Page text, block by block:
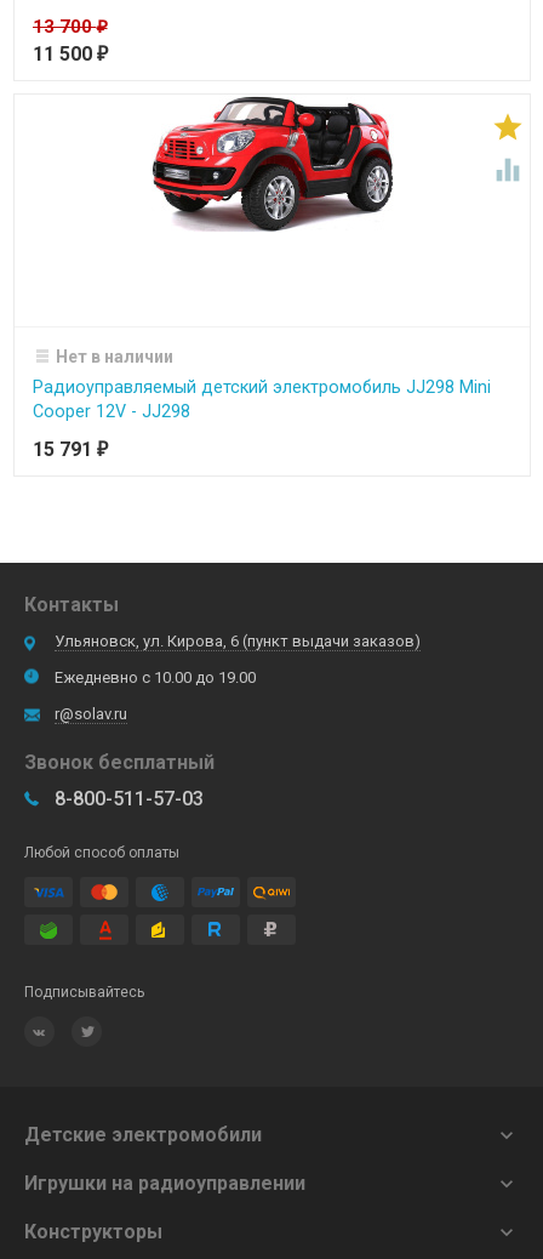
13 700₽
11 500 ₽


Нет в наличии
Радиоуправляемый детский электромобиль JJ298 Mini
Cooper 12V - JJ298
15 791 ₽
Контакты
Ульяновск, ул. Кирова, 6 (пункт выдачи заказов)
Ежедневно с 10.00 до 19.00
r@solav.ru
Звонок бесплатный
8-800-511-57-03
Любой способ оплаты
Подписывайтесь
Детские электромобили 
Игрушки на радиоуправлении 
Конструкторы 